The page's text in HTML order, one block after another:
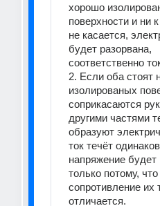
хорошо
поверхности и ни
не касается,
будет разорвана,
соответственно
2. Если оба стоят
изолированых
соприкасаются
другими частями
образуют
ток течёт
напряжение
только потому, что
сопротивление их
отличается.